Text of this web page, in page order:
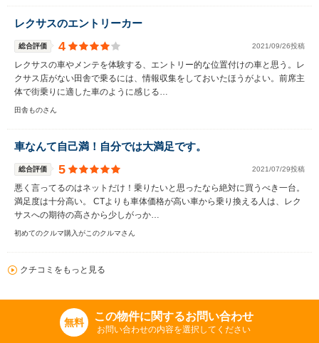
レクサスのエントリーカー
総合評価 4 2021/09/26投稿
レクサスの車やメンテを体験する、エントリー的な位置付けの車と思う。レ
クサス店がない田舎で乗るには、情報収集をしておいたほうがよい。前席主
体で街乗りに適した車のように感じる…
田舎ものさん
車なんて自己満！自分では大満足です。
総合評価 5 2021/07/29投稿
悪く言ってるのはネットだけ！乗りたいと思ったなら絶対に買うべき一台。
満足度は十分高い。 CTよりも車体価格が高い車から乗り換える人は、レク
サスへの期待の高さから少しがっか…
初めてのクルマ購入がこのクルマさん
クチコミをもっと見る
無料 この物件に関するお問い合わせ
お問い合わせの内容を選択してください